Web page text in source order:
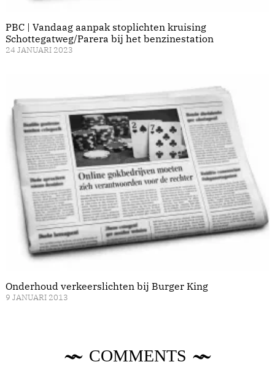
PBC | Vandaag aanpak stoplichten kruising
Schottegatweg/Parera bij het benzinestation
24 JANUARI 2023
Onderhoud verkeerslichten bij Burger King
9 JANUARI 2013
COMMENTS